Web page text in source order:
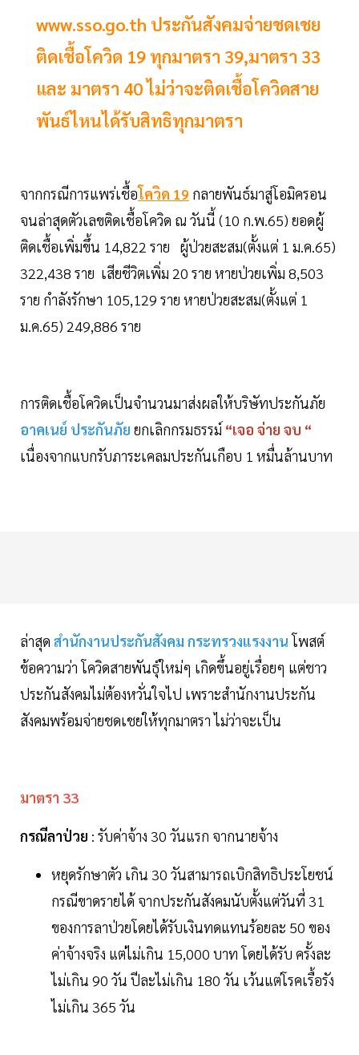
www.sso.go.th ประกันสังคมจ่ายชดเชย
ติดเชื้อโควิด 19 ทุกมาตรา 39,มาตรา 33
และ มาตรา 40 ไม่ว่าจะติดเชื้อโควิดสาย
พันธ์ไหนได้รับสิทธิทุกมาตรา
จากกรณีการแพร่เชื้อโควิด 19 กลายพันธ์มาสู่โอมิครอน
จนล่าสุดตัวเลขติดเชื้อโควิด ณ วันนี้ (10 ก.พ.65) ยอดผู้
ติดเชื้อเพิ่มขึ้น 14,822 ราย ผู้ป่วยสะสม(ตั้งแต่ 1 ม.ค.65)
322,438 ราย เสียชีวิตเพิ่ม 20 ราย หายป่วยเพิ่ม 8,503
ราย กำลังรักษา 105,129 ราย หายป่วยสะสม(ตั้งแต่ 1
ม.ค.65) 249,886 ราย
การติดเชื้อโควิดเป็นจำนวนมาส่งผลให้บริษัทประกันภัย
อาคเนย์ ประกันภัย ยกเลิกกรมธรรม์ “เจอ จ่าย จบ “
เนื่องจากแบกรับภาระเคลมประกันเกือบ 1 หมื่นล้านบาท
ล่าสุด สำนักงานประกันสังคม กระทรวงแรงงานโพสต์
ข้อความว่า โควิดสายพันธุ์ใหม่ๆ เกิดขึ้นอยู่เรื่อยๆ แต่ชาว
ประกันสังคมไม่ต้องหวั่นใจไป เพราะสำนักงานประกัน
สังคมพร้อมจ่ายชดเชยให้ทุกมาตรา ไม่ว่าจะเป็น
มาตรา 33
กรณีลาป่วย : รับค่าจ้าง 30 วันแรก จากนายจ้าง
หยุดรักษาตัว เกิน 30 วันสามารถเบิกสิทธิประโยชน์
กรณีขาดรายได้ จากประกันสังคมนับตั้งแต่วันที่ 31
ของการลาป่วยโดยได้รับเงินทดแทนร้อยละ 50 ของ
ค่าจ้างจริง แต่ไม่เกิน 15,000 บาท โดยได้รับ ครั้งละ
ไม่เกิน 90 วัน ปีละไม่เกิน 180 วัน เว้นแต่โรคเรื้อรัง
ไม่เกิน 365 วัน